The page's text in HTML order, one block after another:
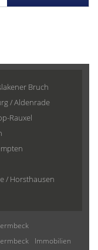
Bruch
/ Aldenrade
Rauxel
/ Horsthausen
Immobilien